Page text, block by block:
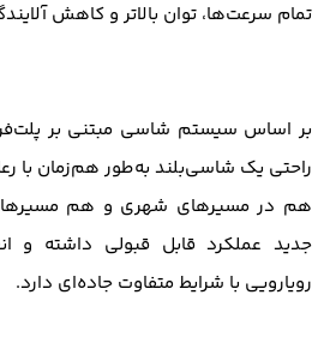
تمام سرعت‌ها، توان بالاتر و کاهش
راحتی یک شاسی‌بلند به‌طور هم‌زمان با
هم در مسیرهای شهری و هم
جدید عملکرد قابل قبولی داشته و
رویارویی با شرایط متفاوت جاده‌ای دارد.